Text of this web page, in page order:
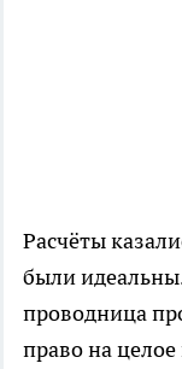
Расчёты
были
проводница
право на